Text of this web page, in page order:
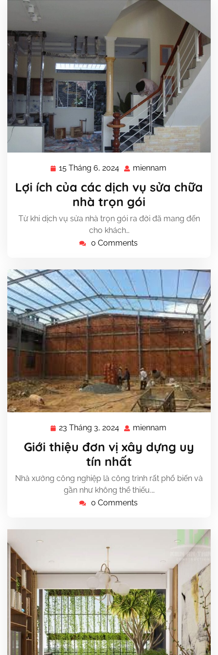
15 Tháng 6, 2024 15
6,
2024
miennam
Lợi ích của các dịch vụ sửa chữa
nhà trọn gói
Từ khi dịch vụ sửa nhà trọn gói ra đời đã mang đến
cho khách…
0 Comments
23 Tháng 3, 2024 23
3,
2024
miennam
Giới thiệu đơn vị xây dựng uy
tín nhất
Nhà xưởng công nghiệp là công trình rất phổ biến và
gần như không thể thiếu.…
0 Comments